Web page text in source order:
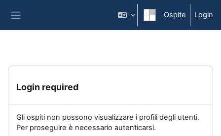
Ospite Login
Login required
Gli ospiti non possono visualizzare i profili degli utenti.
Per proseguire è necessario autenticarsi.